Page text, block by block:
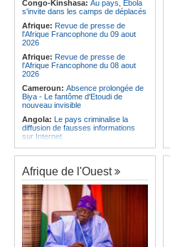
« La finale de 2022, on l'utilise
comme une expérience pour aller de
l'avant »
Afrique:
Les statistiques clés avant
d'Ivoire et l'Algérie
Congo-Kinshasa: Au pays, Ebola
s'invite dans les camps de déplacés
Afrique: Revue de presse de
l'Afrique Francophone du 09 aout
2026
Afrique: Revue de presse de
l'Afrique Francophone du 08 aout
2026
Cameroun: Absence prolongée de
Biya - Le fantôme d'Etoudi de
nouveau invisible
Angola: Le pays criminalise la
diffusion de fausses informations
sur Internet
Congo-Brazzaville:Concours de
musique 'Talents +' - La liste des
participants publiée
Congo-Brazzaville:Coupe du
Congo de football - JST, Inter, Cara
et V Club qualifiés pour les demi-
finales
Congo-Brazzaville: Lutte contre la
corruption - Les parlementaires
sensibilisés
Afrique de l'Ouest